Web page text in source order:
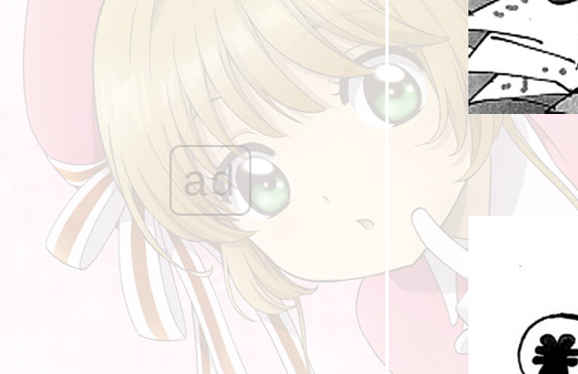
คุณแม่ในการ์ตูน VII
พาไปชม SPY × FAMILY POP UP STORE
[รีวิวสั้น] การ์ตูนที่ได้ดูในช่วงระหว่างปี 2023
อาจารย์ในการ์ตูน IV
[รีวิวสั้น] การ์ตูนที่ได้ดูในช่วงระหว่างปี 2023
(1)
รวมหนังสือการ์ตูนที่ดองไว้ยังไม่ได้อ่าน ปี 2023
นิทรรศการ Café Lumière GochiUsa
[รีวิวสั้น] การ์ตูนที่ได้ดูในช่วงระหว่างปี 2022 -
Soft Power ในการ์ตูนญี่ปุ่น
ad